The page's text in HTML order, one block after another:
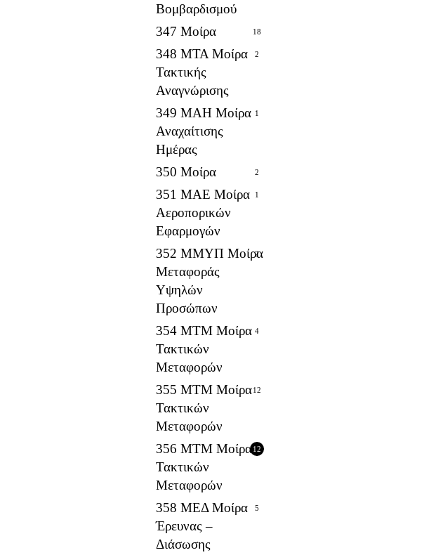
Βομβαρδισμού
347 Μοίρα 18
348 ΜΤΑ Μοίρα
Τακτικής
Αναγνώρισης
2
349 ΜΑΗ Μοίρα
Αναχαίτισης
Ημέρας
1
350 Μοίρα 2
351 ΜΑΕ Μοίρα
Αεροπορικών
Εφαρμογών
1
352 ΜΜΥΠ Μοίρα
Μεταφοράς
Υψηλών
Προσώπων
2
354 ΜΤΜ Μοίρα
Τακτικών
Μεταφορών
4
355 ΜΤΜ Μοίρα
Τακτικών
Μεταφορών
12
356 ΜΤΜ Μοίρα
Τακτικών
Μεταφορών
12
358 ΜΕΔ Μοίρα
Έρευνας –
Διάσωσης
5